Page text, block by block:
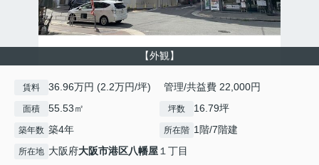
【外観】
賃料 36.96万円 (2.2万円/坪) 管理/共益費 22,000円
面積 55.53㎡ 坪数 16.79坪
築年数 築4年 所在階 1階/7階建
所在地 大阪府大阪市港区八幡屋１丁目